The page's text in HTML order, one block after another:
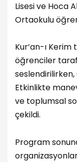
Lisesi ve Hoca
Ortaokulu
Kur’an-ı
öğrenciler
seslendirilirken,
Etkinlikte
ve toplumsal
çekildi.
Program